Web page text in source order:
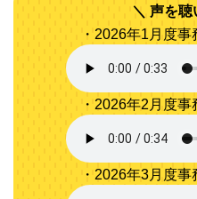
声を聴
・2026年1月度
・2026年2月度
・2026年3月度